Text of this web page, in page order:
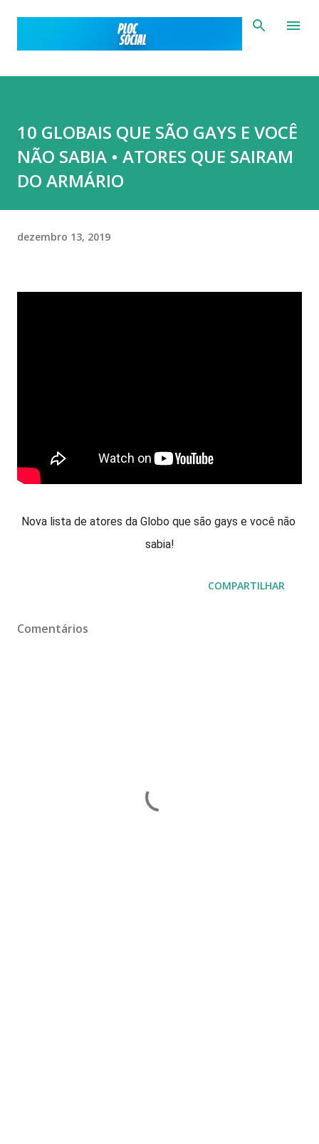
Pular para o conteúdo principal
10 GLOBAIS QUE SÃO GAYS E VOCÊ
NÃO SABIA • ATORES QUE SAIRAM
DO ARMÁRIO
dezembro 13, 2019
Nova lista de atores da Globo que são gays e você não
sabia!
COMPARTILHAR
Comentários